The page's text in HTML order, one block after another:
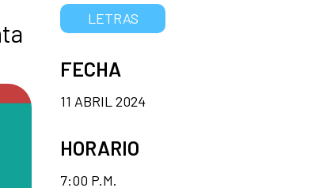
LETRAS
FECHA
11 ABRIL 2024
HORARIO
7:00 P.M.